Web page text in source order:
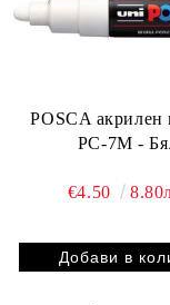
POSCA акрилен
PC-7M -
€4.50